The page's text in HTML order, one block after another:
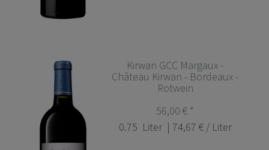
Kirwan GCC Margaux -
Château Kirwan - Bordeaux -
Rotwein
56,00 € *
0.75 Liter | 74,67 € / Liter